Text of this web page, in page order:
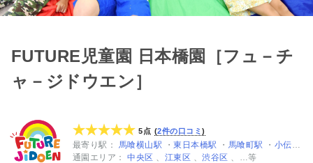
FUTURE児童園 日本橋園［フュ－チ
ャ－ジドウエン］
5点 2件の口コミ
最寄り駅 馬喰横山駅 東日本橋駅 馬喰町駅
小伝馬町駅
通園エリア
中央区 江東区 渋谷区 …等